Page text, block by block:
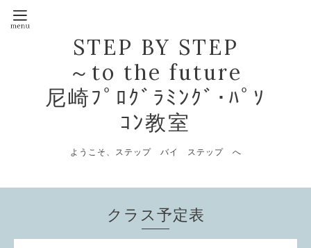
STEP BY STEP
～to the future
尼崎ﾌﾟﾛｸﾞﾗﾐﾝｸﾞ･ﾊﾟｿ
ｺﾝ教室
ようこそ、ステップ バイ ステップ へ
クラス予定表